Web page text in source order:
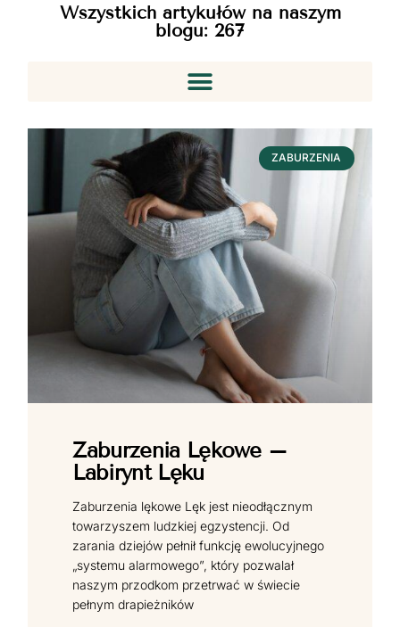
Wszystkich artykułów na naszym
blogu: 267
ZABURZENIA
Zaburzenia Lękowe –
Labirynt Lęku
Zaburzenia lękowe Lęk jest nieodłącznym
towarzyszem ludzkiej egzystencji. Od
zarania dziejów pełnił funkcję ewolucyjnego
„systemu alarmowego”, który pozwalał
naszym przodkom przetrwać w świecie
pełnym drapieżników